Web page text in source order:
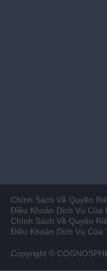
Chính Sách Về Quyền
Điều Khoản Dịch Vụ Của
Chính Sách Về Quyền
Điều Khoản Dịch Vụ Của
Copyright ©